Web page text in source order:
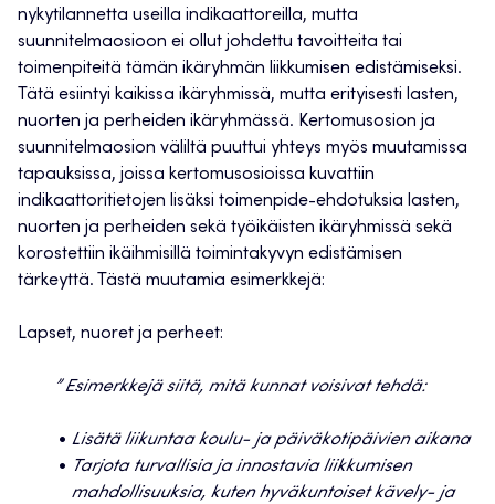
nykytilannetta useilla indikaattoreilla, mutta
suunnitelmaosioon ei ollut johdettu tavoitteita tai
toimenpiteitä tämän ikäryhmän liikkumisen edistämiseksi.
Tätä esiintyi kaikissa ikäryhmissä, mutta erityisesti lasten,
nuorten ja perheiden ikäryhmässä. Kertomusosion ja
suunnitelmaosion väliltä puuttui yhteys myös muutamissa
tapauksissa, joissa kertomusosioissa kuvattiin
indikaattoritietojen lisäksi toimenpide-ehdotuksia lasten,
nuorten ja perheiden sekä työikäisten ikäryhmissä sekä
korostettiin ikäihmisillä toimintakyvyn edistämisen
tärkeyttä. Tästä muutamia esimerkkejä:
Lapset, nuoret ja perheet:
” Esimerkkejä siitä, mitä kunnat voisivat tehdä:
Lisätä liikuntaa koulu- ja päiväkotipäivien aikana
Tarjota turvallisia ja innostavia liikkumisen
mahdollisuuksia, kuten hyväkuntoiset kävely- ja